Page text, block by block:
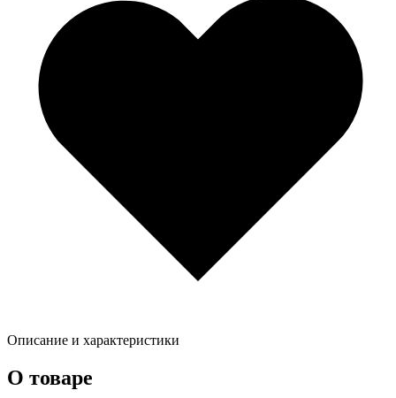
Описание и характеристики
О товаре